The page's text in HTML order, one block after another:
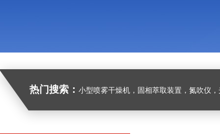
热门搜索： 小型喷雾干燥机，固相萃取装置，氮吹仪，光化学反应仪，低温恒温槽，超声波细胞